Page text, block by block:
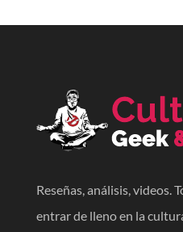
Reseñas, análisis, videos.
entrar de lleno en la